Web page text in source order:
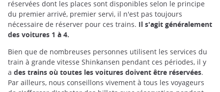
réservées dont les places sont disponibles selon le principe
du premier arrivé, premier servi, il n'est pas toujours
nécessaire de réserver pour ces trains. Il s'agit généralement
des voitures 1 à 4.
Bien que de nombreuses personnes utilisent les services du
train à grande vitesse Shinkansen pendant ces périodes, il y
a des trains où toutes les voitures doivent être réservées.
Par ailleurs, nous conseillons vivement à tous les voyageurs